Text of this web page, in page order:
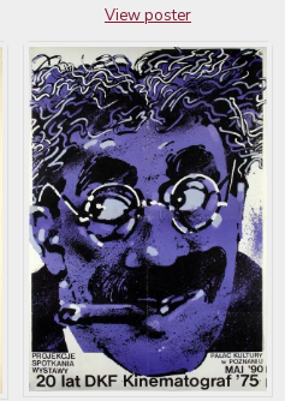
View poster